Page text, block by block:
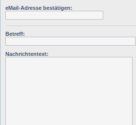
eMail-Adresse bestätigen:
Betreff:
Nachrichtentext: